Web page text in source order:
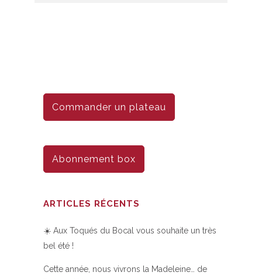
Commander un plateau
Abonnement box
ARTICLES RÉCENTS
☀️ Aux Toqués du Bocal vous souhaite un très
bel été !
Cette année, nous vivrons la Madeleine… de